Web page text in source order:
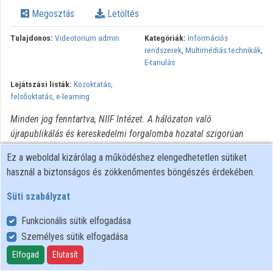
Intézmények
Közreműködők
Megosztás Letöltés
Tulajdonos: Videotorium admin Kategóriák: Információs
rendszerek, Multimédiás technikák,
E-tanulás
Lejátszási listák: Közoktatás,
felsőoktatás, e-learning
Minden jog fenntartva, NIIF Intézet. A hálózaton való
újrapublikálás és kereskedelmi forgalomba hozatal szigorúan
kötött.
Felhasználói szabályzat
Adatkezelési tájékoztató
Süti szabályzat
Ez a weboldal kizárólag a működéshez elengedhetetlen sütiket
használ a biztonságos és zökkenőmentes böngészés érdekében.
Süti szabályzat
Funkcionális sütik elfogadása
Személyes sütik elfogadása
Elfogad Elutasít